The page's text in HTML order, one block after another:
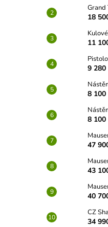
18
11
9 280
8 100
8 100
47
43
40
CZ
34